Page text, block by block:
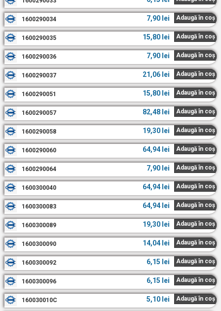
1600290034 7,90 lei Adaugă în coș
1600290035 15,80 lei Adaugă în coș
1600290036 7,90 lei Adaugă în coș
1600290037 21,06 lei Adaugă în coș
1600290051 15,80 lei Adaugă în coș
1600290057 82,48 lei Adaugă în coș
1600290058 19,30 lei Adaugă în coș
1600290060 64,94 lei Adaugă în coș
1600290064 7,90 lei Adaugă în coș
1600300040 64,94 lei Adaugă în coș
1600300083 64,94 lei Adaugă în coș
1600300089 19,30 lei Adaugă în coș
1600300090 14,04 lei Adaugă în coș
1600300092 6,15 lei Adaugă în coș
1600300096 6,15 lei Adaugă în coș
160030010C 5,10 lei Adaugă în coș